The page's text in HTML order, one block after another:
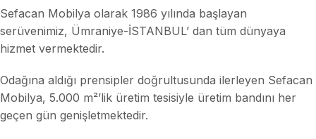
Sefacan Mobilya olarak 1986 yılında başlayan
serüvenimiz, Ümraniye-İSTANBUL’ dan tüm dünyaya
hizmet vermektedir.
Odağına aldığı prensipler doğrultusunda ilerleyen Sefacan
Mobilya, 5.000 m²’lik üretim tesisiyle üretim bandını her
geçen gün genişletmektedir.